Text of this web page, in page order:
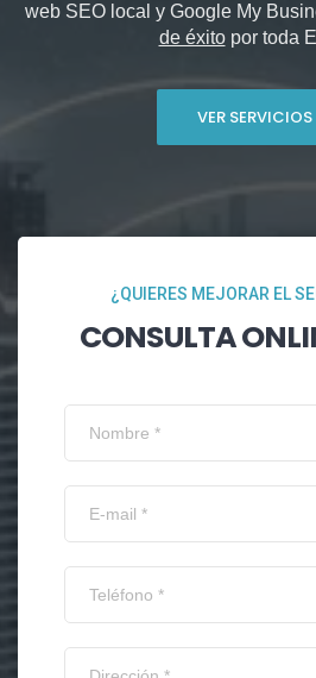
web SEO local y Google My
de éxitopor toda
VER SERVICIOS
¿QUIERES MEJORAR EL
CONSULTA